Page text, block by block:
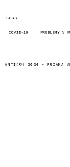
TAGY
COVID-19 PROBLÉMY V
ANTI(©) 2024 - PRIAMA